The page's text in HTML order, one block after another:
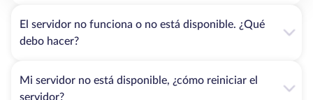
El servidor no funciona o no está disponible. ¿Qué
debo hacer?
Mi servidor no está disponible, ¿cómo reiniciar el
servidor?